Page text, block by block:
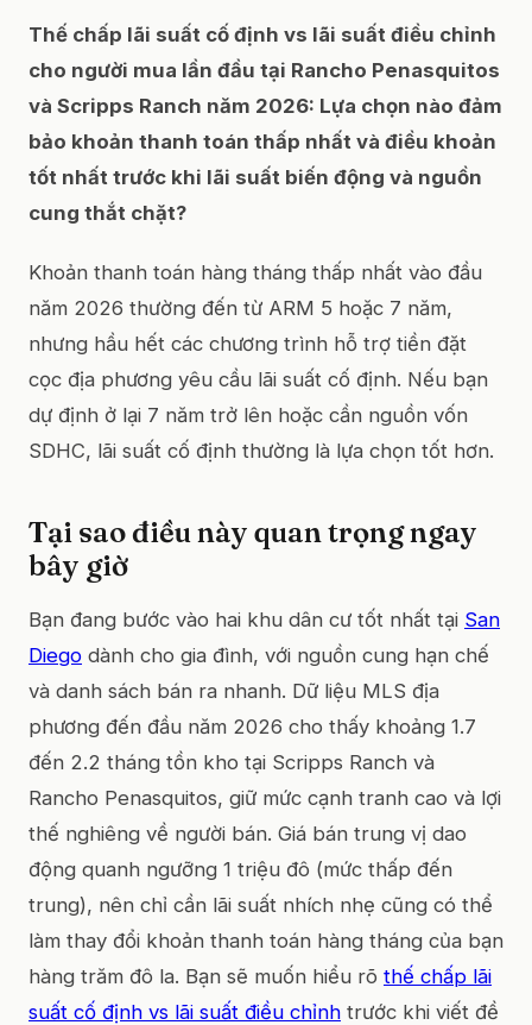
Thế chấp lãi suất cố định vs lãi suất điều chỉnh
cho người mua lần đầu tại Rancho Penasquitos
và Scripps Ranch năm 2026: Lựa chọn nào đảm
bảo khoản thanh toán thấp nhất và điều khoản
tốt nhất trước khi lãi suất biến động và nguồn
cung thắt chặt?
Khoản thanh toán hàng tháng thấp nhất vào đầu
năm 2026 thường đến từ ARM 5 hoặc 7 năm,
nhưng hầu hết các chương trình hỗ trợ tiền đặt
cọc địa phương yêu cầu lãi suất cố định. Nếu bạn
dự định ở lại 7 năm trở lên hoặc cần nguồn vốn
SDHC, lãi suất cố định thường là lựa chọn tốt hơn.
Tại sao điều này quan trọng ngay
bây giờ
Bạn đang bước vào hai khu dân cư tốt nhất tại San
Diego dành cho gia đình, với nguồn cung hạn chế
và danh sách bán ra nhanh. Dữ liệu MLS địa
phương đến đầu năm 2026 cho thấy khoảng 1.7
đến 2.2 tháng tồn kho tại Scripps Ranch và
Rancho Penasquitos, giữ mức cạnh tranh cao và lợi
thế nghiêng về người bán. Giá bán trung vị dao
động quanh ngưỡng 1 triệu đô (mức thấp đến
trung), nên chỉ cần lãi suất nhích nhẹ cũng có thể
làm thay đổi khoản thanh toán hàng tháng của bạn
hàng trăm đô la. Bạn sẽ muốn hiểu rõ thế chấp lãi
suất cố định vs lãi suất điều chỉnh trước khi viết đề